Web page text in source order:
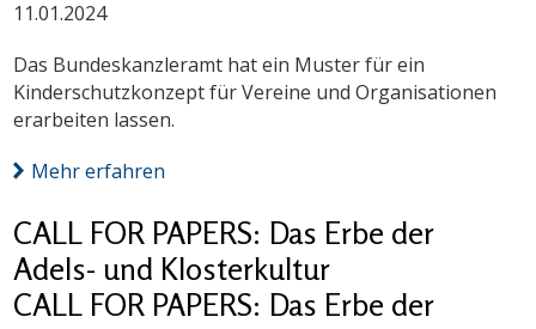
11.01.2024
Das Bundeskanzleramt hat ein Muster für ein
Kinderschutzkonzept für Vereine und Organisationen
erarbeiten lassen.
Mehr erfahren
CALL FOR PAPERS: Das Erbe der
Adels- und Klosterkultur
CALL FOR PAPERS: Das Erbe der